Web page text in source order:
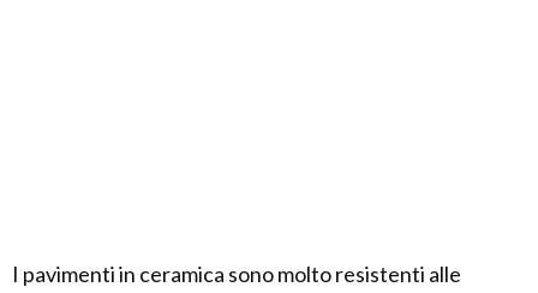
I pavimenti in ceramica sono molto resistenti alle